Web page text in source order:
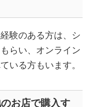
験のある方は、シ
らい、オンライン
いる方もいます。
お店で購入す